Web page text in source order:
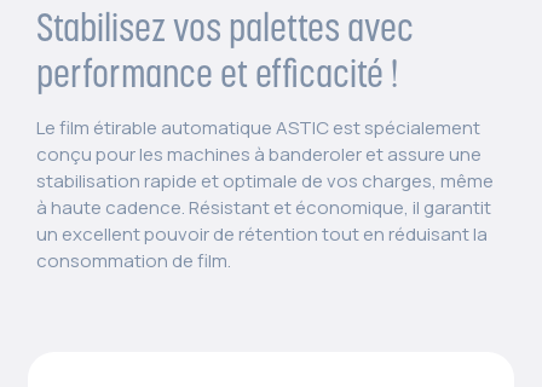
Stabilisez vos palettes avec
performance et efficacité !
Le film étirable automatique ASTIC est spécialement
conçu pour les machines à banderoler et assure une
stabilisation rapide et optimale de vos charges, même
à haute cadence. Résistant et économique, il garantit
un excellent pouvoir de rétention tout en réduisant la
consommation de film.